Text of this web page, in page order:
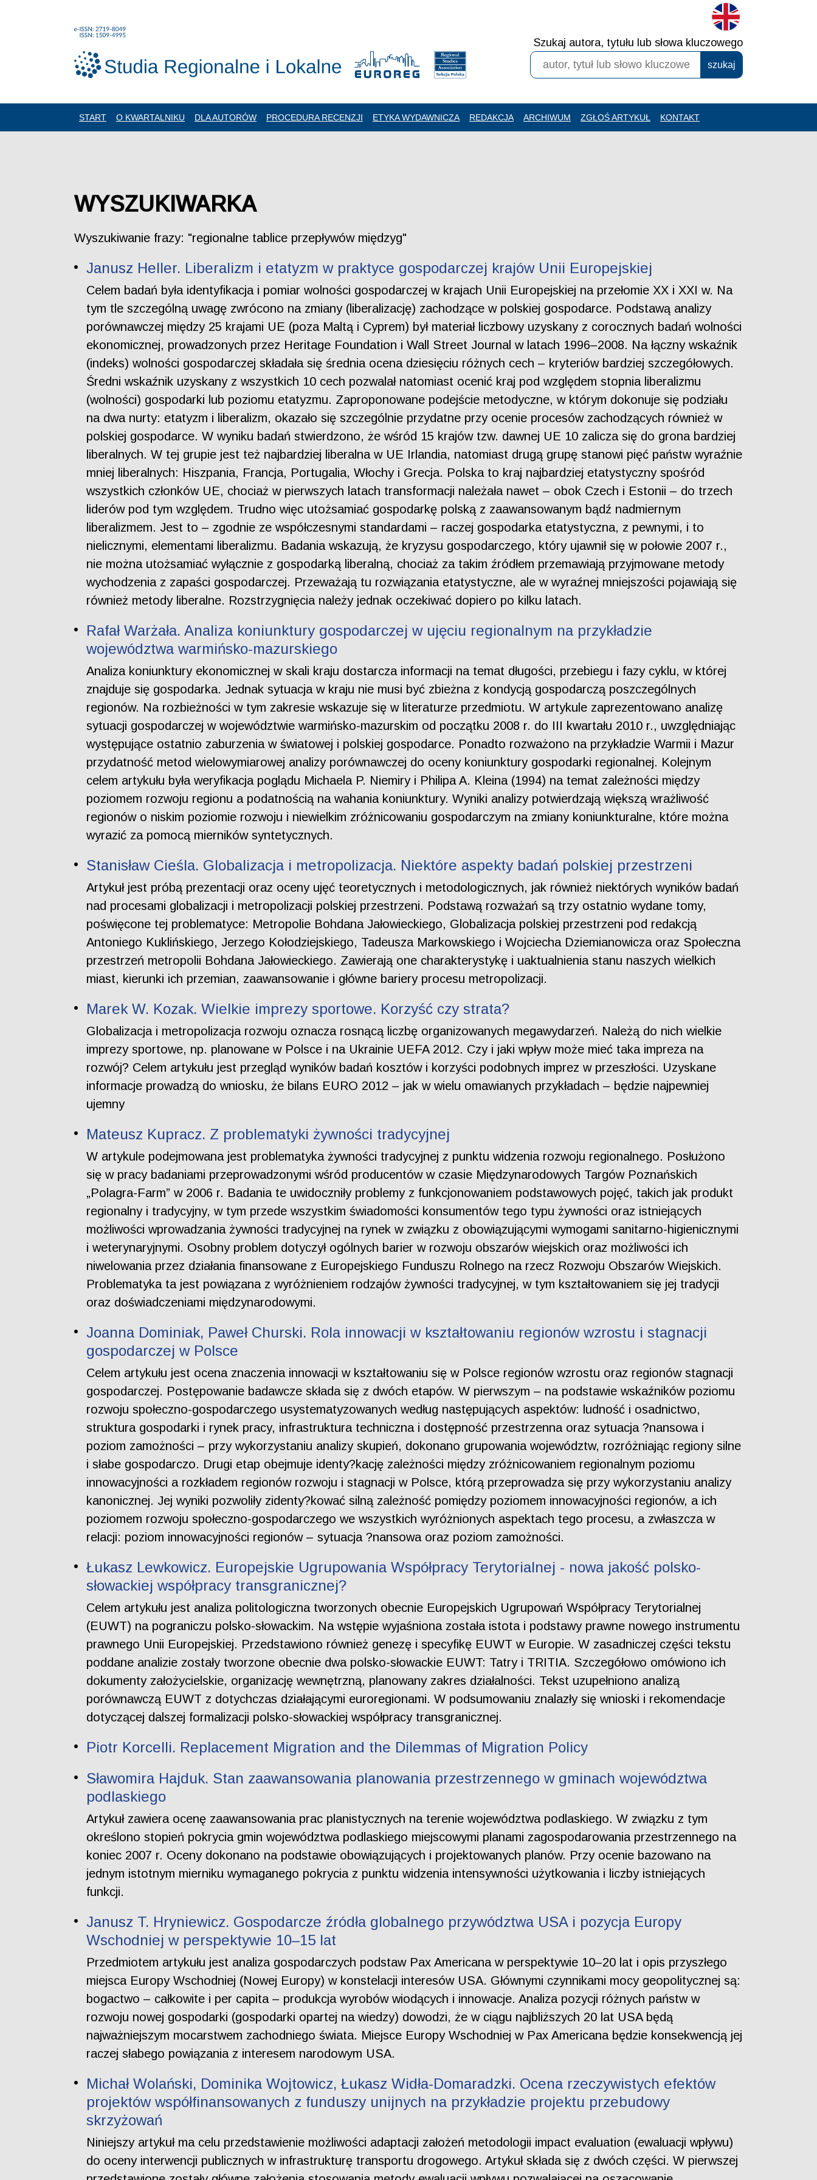
Szukaj autora, tytułu lub słowa kluczowego
START O KWARTALNIKU DLA AUTORÓW PROCEDURA RECENZJI ETYKA WYDAWNICZA REDAKCJA ARCHIWUM ZGŁOŚ ARTYKUŁ KONTAKT
WYSZUKIWARKA
Wyszukiwanie frazy: "regionalne tablice przepływów międzyg"
Janusz Heller. Liberalizm i etatyzm w praktyce gospodarczej krajów Unii Europejskiej
Celem badań była identyfikacja i pomiar wolności gospodarczej w krajach Unii Europejskiej na przełomie XX i XXI w. Na
tym tle szczególną uwagę zwrócono na zmiany (liberalizację) zachodzące w polskiej gospodarce. Podstawą analizy
porównawczej między 25 krajami UE (poza Maltą i Cyprem) był materiał liczbowy uzyskany z corocznych badań wolności
ekonomicznej, prowadzonych przez Heritage Foundation i Wall Street Journal w latach 1996–2008. Na łączny wskaźnik
(indeks) wolności gospodarczej składała się średnia ocena dziesięciu różnych cech – kryteriów bardziej szczegółowych.
Średni wskaźnik uzyskany z wszystkich 10 cech pozwalał natomiast ocenić kraj pod względem stopnia liberalizmu
(wolności) gospodarki lub poziomu etatyzmu. Zaproponowane podejście metodyczne, w którym dokonuje się podziału
na dwa nurty: etatyzm i liberalizm, okazało się szczególnie przydatne przy ocenie procesów zachodzących również w
polskiej gospodarce. W wyniku badań stwierdzono, że wśród 15 krajów tzw. dawnej UE 10 zalicza się do grona bardziej
liberalnych. W tej grupie jest też najbardziej liberalna w UE Irlandia, natomiast drugą grupę stanowi pięć państw wyraźnie
mniej liberalnych: Hiszpania, Francja, Portugalia, Włochy i Grecja. Polska to kraj najbardziej etatystyczny spośród
wszystkich członków UE, chociaż w pierwszych latach transformacji należała nawet – obok Czech i Estonii – do trzech
liderów pod tym względem. Trudno więc utożsamiać gospodarkę polską z zaawansowanym bądź nadmiernym
liberalizmem. Jest to – zgodnie ze współczesnymi standardami – raczej gospodarka etatystyczna, z pewnymi, i to
nielicznymi, elementami liberalizmu. Badania wskazują, że kryzysu gospodarczego, który ujawnił się w połowie 2007 r.,
nie można utożsamiać wyłącznie z gospodarką liberalną, chociaż za takim źródłem przemawiają przyjmowane metody
wychodzenia z zapaści gospodarczej. Przeważają tu rozwiązania etatystyczne, ale w wyraźnej mniejszości pojawiają się
również metody liberalne. Rozstrzygnięcia należy jednak oczekiwać dopiero po kilku latach.
Rafał Warżała. Analiza koniunktury gospodarczej w ujęciu regionalnym na przykładzie
województwa warmińsko-mazurskiego
Analiza koniunktury ekonomicznej w skali kraju dostarcza informacji na temat długości, przebiegu i fazy cyklu, w której
znajduje się gospodarka. Jednak sytuacja w kraju nie musi być zbieżna z kondycją gospodarczą poszczególnych
regionów. Na rozbieżności w tym zakresie wskazuje się w literaturze przedmiotu. W artykule zaprezentowano analizę
sytuacji gospodarczej w województwie warmińsko-mazurskim od początku 2008 r. do III kwartału 2010 r., uwzględniając
występujące ostatnio zaburzenia w światowej i polskiej gospodarce. Ponadto rozważono na przykładzie Warmii i Mazur
przydatność metod wielowymiarowej analizy porównawczej do oceny koniunktury gospodarki regionalnej. Kolejnym
celem artykułu była weryfikacja poglądu Michaela P. Niemiry i Philipa A. Kleina (1994) na temat zależności między
poziomem rozwoju regionu a podatnością na wahania koniunktury. Wyniki analizy potwierdzają większą wrażliwość
regionów o niskim poziomie rozwoju i niewielkim zróżnicowaniu gospodarczym na zmiany koniunkturalne, które można
wyrazić za pomocą mierników syntetycznych.
Stanisław Cieśla. Globalizacja i metropolizacja. Niektóre aspekty badań polskiej przestrzeni
Artykuł jest próbą prezentacji oraz oceny ujęć teoretycznych i metodologicznych, jak również niektórych wyników badań
nad procesami globalizacji i metropolizacji polskiej przestrzeni. Podstawą rozważań są trzy ostatnio wydane tomy,
poświęcone tej problematyce: Metropolie Bohdana Jałowieckiego, Globalizacja polskiej przestrzeni pod redakcją
Antoniego Kuklińskiego, Jerzego Kołodziejskiego, Tadeusza Markowskiego i Wojciecha Dziemianowicza oraz Społeczna
przestrzeń metropolii Bohdana Jałowieckiego. Zawierają one charakterystykę i uaktualnienia stanu naszych wielkich
miast, kierunki ich przemian, zaawansowanie i główne bariery procesu metropolizacji.
Marek W. Kozak. Wielkie imprezy sportowe. Korzyść czy strata?
Globalizacja i metropolizacja rozwoju oznacza rosnącą liczbę organizowanych megawydarzeń. Należą do nich wielkie
imprezy sportowe, np. planowane w Polsce i na Ukrainie UEFA 2012. Czy i jaki wpływ może mieć taka impreza na
rozwój? Celem artykułu jest przegląd wyników badań kosztów i korzyści podobnych imprez w przeszłości. Uzyskane
informacje prowadzą do wniosku, że bilans EURO 2012 – jak w wielu omawianych przykładach – będzie najpewniej
ujemny
Mateusz Kupracz. Z problematyki żywności tradycyjnej
W artykule podejmowana jest problematyka żywności tradycyjnej z punktu widzenia rozwoju regionalnego. Posłużono
się w pracy badaniami przeprowadzonymi wśród producentów w czasie Międzynarodowych Targów Poznańskich
„Polagra-Farm” w 2006 r. Badania te uwidoczniły problemy z funkcjonowaniem podstawowych pojęć, takich jak produkt
regionalny i tradycyjny, w tym przede wszystkim świadomości konsumentów tego typu żywności oraz istniejących
możliwości wprowadzania żywności tradycyjnej na rynek w związku z obowiązującymi wymogami sanitarno-higienicznymi
i weterynaryjnymi. Osobny problem dotyczył ogólnych barier w rozwoju obszarów wiejskich oraz możliwości ich
niwelowania przez działania finansowane z Europejskiego Funduszu Rolnego na rzecz Rozwoju Obszarów Wiejskich.
Problematyka ta jest powiązana z wyróżnieniem rodzajów żywności tradycyjnej, w tym kształtowaniem się jej tradycji
oraz doświadczeniami międzynarodowymi.
Joanna Dominiak, Paweł Churski. Rola innowacji w kształtowaniu regionów wzrostu i stagnacji
gospodarczej w Polsce
Celem artykułu jest ocena znaczenia innowacji w kształtowaniu się w Polsce regionów wzrostu oraz regionów stagnacji
gospodarczej. Postępowanie badawcze składa się z dwóch etapów. W pierwszym – na podstawie wskaźników poziomu
rozwoju społeczno-gospodarczego usystematyzowanych według następujących aspektów: ludność i osadnictwo,
struktura gospodarki i rynek pracy, infrastruktura techniczna i dostępność przestrzenna oraz sytuacja ?nansowa i
poziom zamożności – przy wykorzystaniu analizy skupień, dokonano grupowania województw, rozróżniając regiony silne
i słabe gospodarczo. Drugi etap obejmuje identy?kację zależności między zróżnicowaniem regionalnym poziomu
innowacyjności a rozkładem regionów rozwoju i stagnacji w Polsce, którą przeprowadza się przy wykorzystaniu analizy
kanonicznej. Jej wyniki pozwoliły zidenty?kować silną zależność pomiędzy poziomem innowacyjności regionów, a ich
poziomem rozwoju społeczno-gospodarczego we wszystkich wyróżnionych aspektach tego procesu, a zwłaszcza w
relacji: poziom innowacyjności regionów – sytuacja ?nansowa oraz poziom zamożności.
Łukasz Lewkowicz. Europejskie Ugrupowania Współpracy Terytorialnej - nowa jakość polsko-
słowackiej współpracy transgranicznej?
Celem artykułu jest analiza politologiczna tworzonych obecnie Europejskich Ugrupowań Współpracy Terytorialnej
(EUWT) na pograniczu polsko-słowackim. Na wstępie wyjaśniona została istota i podstawy prawne nowego instrumentu
prawnego Unii Europejskiej. Przedstawiono również genezę i specyfikę EUWT w Europie. W zasadniczej części tekstu
poddane analizie zostały tworzone obecnie dwa polsko-słowackie EUWT: Tatry i TRITIA. Szczegółowo omówiono ich
dokumenty założycielskie, organizację wewnętrzną, planowany zakres działalności. Tekst uzupełniono analizą
porównawczą EUWT z dotychczas działającymi euroregionami. W podsumowaniu znalazły się wnioski i rekomendacje
dotyczącej dalszej formalizacji polsko-słowackiej współpracy transgranicznej.
Piotr Korcelli. Replacement Migration and the Dilemmas of Migration Policy
Sławomira Hajduk. Stan zaawansowania planowania przestrzennego w gminach województwa
podlaskiego
Artykuł zawiera ocenę zaawansowania prac planistycznych na terenie województwa podlaskiego. W związku z tym
określono stopień pokrycia gmin województwa podlaskiego miejscowymi planami zagospodarowania przestrzennego na
koniec 2007 r. Oceny dokonano na podstawie obowiązujących i projektowanych planów. Przy ocenie bazowano na
jednym istotnym mierniku wymaganego pokrycia z punktu widzenia intensywności użytkowania i liczby istniejących
funkcji.
Janusz T. Hryniewicz. Gospodarcze źródła globalnego przywództwa USA i pozycja Europy
Wschodniej w perspektywie 10–15 lat
Przedmiotem artykułu jest analiza gospodarczych podstaw Pax Americana w perspektywie 10–20 lat i opis przyszłego
miejsca Europy Wschodniej (Nowej Europy) w konstelacji interesów USA. Głównymi czynnikami mocy geopolitycznej są:
bogactwo – całkowite i per capita – produkcja wyrobów wiodących i innowacje. Analiza pozycji różnych państw w
rozwoju nowej gospodarki (gospodarki opartej na wiedzy) dowodzi, że w ciągu najbliższych 20 lat USA będą
najważniejszym mocarstwem zachodniego świata. Miejsce Europy Wschodniej w Pax Americana będzie konsekwencją jej
raczej słabego powiązania z interesem narodowym USA.
Michał Wolański, Dominika Wojtowicz, Łukasz Widła-Domaradzki. Ocena rzeczywistych efektów
projektów współfinansowanych z funduszy unijnych na przykładzie projektu przebudowy
skrzyżowań
Niniejszy artykuł ma celu przedstawienie możliwości adaptacji założeń metodologii impact evaluation (ewaluacji wpływu)
do oceny interwencji publicznych w infrastrukturę transportu drogowego. Artykuł składa się z dwóch części. W pierwszej